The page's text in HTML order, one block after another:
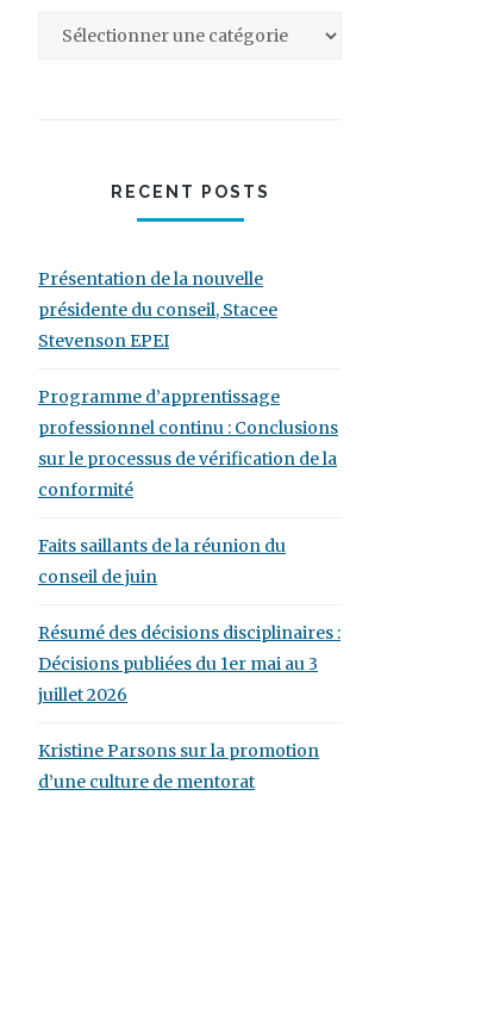
RECENT POSTS
Présentation de la nouvelle
présidente du conseil, Stacee
Stevenson EPEI
Programme d’apprentissage
professionnel continu : Conclusions
sur le processus de vérification de la
conformité
Faits saillants de la réunion du
conseil de juin
Résumé des décisions disciplinaires :
Décisions publiées du 1er mai au 3
juillet 2026
Kristine Parsons sur la promotion
d’une culture de mentorat